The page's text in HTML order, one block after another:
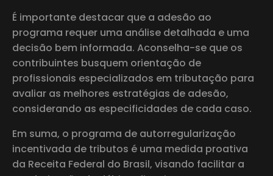
É importante destacar que a adesão ao
programa requer uma análise detalhada e uma
decisão bem informada. Aconselha-se que os
contribuintes busquem orientação de
profissionais especializados em tributação para
avaliar as melhores estratégias de adesão,
considerando as especificidades de cada caso.
Em suma, o programa de autorregularização
incentivada de tributos é uma medida proativa
da Receita Federal do Brasil, visando facilitar a